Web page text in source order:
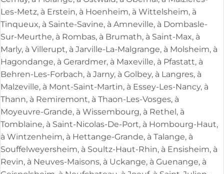
Les-Metz, à Erstein, à Hoenheim, à Wittelsheim, à
Tinqueux, à Sainte-Savine, à Amneville, à Dombasle-
Sur-Meurthe, à Rombas, à Brumath, à Saint-Max, à
Marly, à Villerupt, à Jarville-La-Malgrange, à Molsheim, à
Hagondange, à Gerardmer, à Maxeville, à Pfastatt, à
Behren-Les-Forbach, à Jarny, à Golbey, à Langres, à
Malzeville, à Mont-Saint-Martin, à Essey-Les-Nancy, à
Thann, à Remiremont, à Thaon-Les-Vosges, à
Moyeuvre-Grande, à Wissembourg, à Rethel, à
Tomblaine, à Saint-Nicolas-De-Port, à Hombourg-Haut,
à Wintzenheim, à Hettange-Grande, à Talange, à
Souffelweyersheim, à Soultz-Haut-Rhin, à Ensisheim, à
Revin, à Neuves-Maisons, à Uckange, à Guenange, à